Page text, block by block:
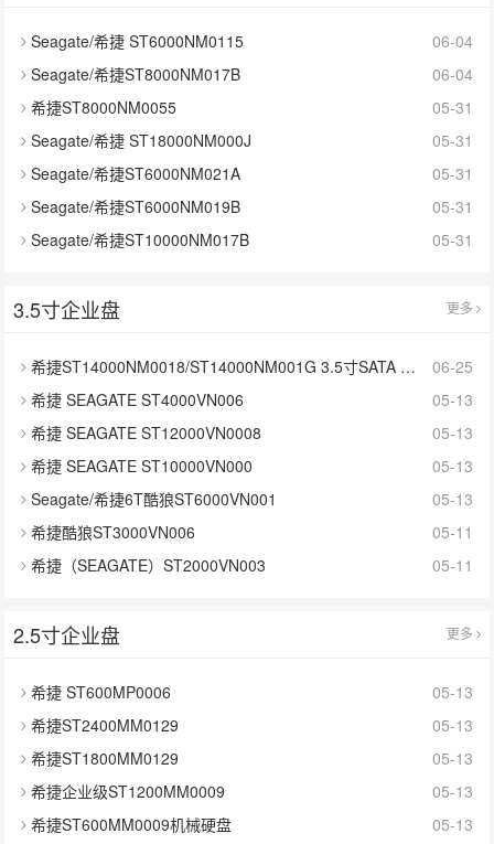
Seagate/希捷 ST6000NM0115
06-04
Seagate/希捷ST8000NM017B
06-04
希捷ST8000NM0055
05-31
Seagate/希捷 ST18000NM000J
05-31
Seagate/希捷ST6000NM021A
05-31
Seagate/希捷ST6000NM019B
05-31
Seagate/希捷ST10000NM017B
05-31
3.5寸企业盘 更多
希捷ST14000NM0018/ST14000NM001G 3.5寸SATA 14TB硬盘
06-25
希捷 SEAGATE ST4000VN006
05-13
希捷 SEAGATE ST12000VN0008
05-13
希捷 SEAGATE ST10000VN000
05-13
Seagate/希捷6T酷狼ST6000VN001
05-13
希捷酷狼ST3000VN006
05-11
希捷（SEAGATE）ST2000VN003
05-11
2.5寸企业盘 更多
希捷 ST600MP0006
05-13
希捷ST2400MM0129
05-13
希捷ST1800MM0129
05-13
希捷企业级ST1200MM0009
05-13
希捷ST600MM0009机械硬盘
05-13